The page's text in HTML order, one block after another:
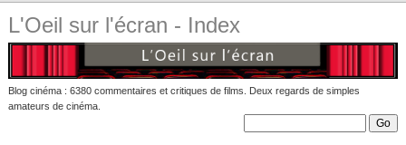
L'Oeil sur l'écran - Index
Blog cinéma : 6380 commentaires et critiques de films. Deux regards de simples
amateurs de cinéma.